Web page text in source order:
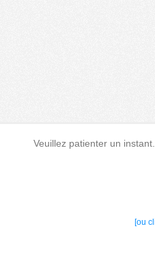
Veuillez patienter un
[ou